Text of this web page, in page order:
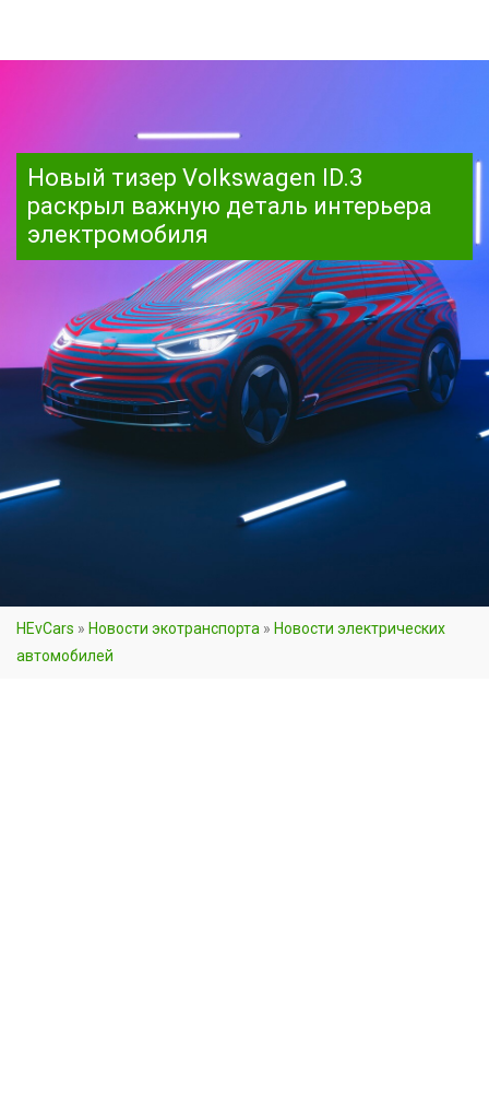
Новый тизер Volkswagen ID.3
раскрыл важную деталь интерьера
электромобиля
HEvCars » Новости экотранспорта » Новости электрических
автомобилей